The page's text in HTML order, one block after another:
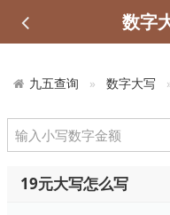
九五查询 数字大写
19元大写怎么写